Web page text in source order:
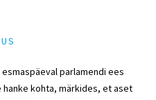
parlamendi ees
kohta, märkides, et aset